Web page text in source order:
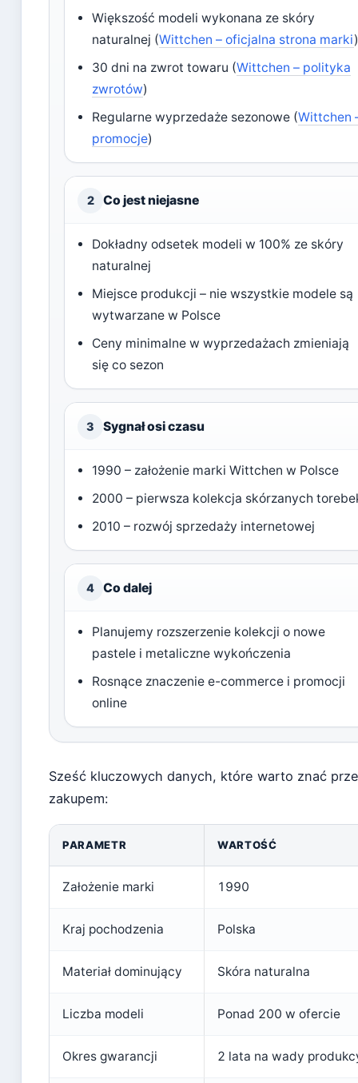
Większość modeli wykonana ze skóry
naturalnej (Wittchen – oficjalna strona marki
30 dni na zwrot towaru (Wittchen – polityka
zwrotów)
Regularne wyprzedaże sezonowe (Wittchen
promocje)
2 Co jest niejasne
Dokładny odsetek modeli w 100% ze skóry
naturalnej
Miejsce produkcji – nie wszystkie modele są
wytwarzane w Polsce
Ceny minimalne w wyprzedażach zmieniają
się co sezon
3 Sygnał osi czasu
1990 – założenie marki Wittchen w Polsce
2000 – pierwsza kolekcja skórzanych
2010 – rozwój sprzedaży internetowej
4 Co dalej
Planujemy rozszerzenie kolekcji o nowe
pastele i metaliczne wykończenia
Rosnące znaczenie e-commerce i promocji
online
Sześć kluczowych danych, które warto znać
zakupem:
PARAMETR WARTOŚĆ
Założenie marki 1990
Kraj pochodzenia Polska
Materiał dominujący Skóra naturalna
Liczba modeli Ponad 200 w ofercie
Okres gwarancji 2 lata na wady